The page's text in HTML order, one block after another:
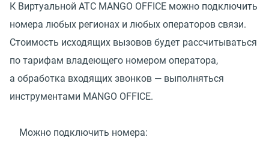
К Виртуальной АТС MANGO OFFICE можно подключить
номера любых регионах и любых операторов связи.
Стоимость исходящих вызовов будет рассчитываться
по тарифам владеющего номером оператора,
а обработка входящих звонков — выполняться
инструментами MANGO OFFICE.
Можно подключить номера: